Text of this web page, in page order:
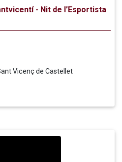
- Nit de l’Esportista
Vicenç de Castellet